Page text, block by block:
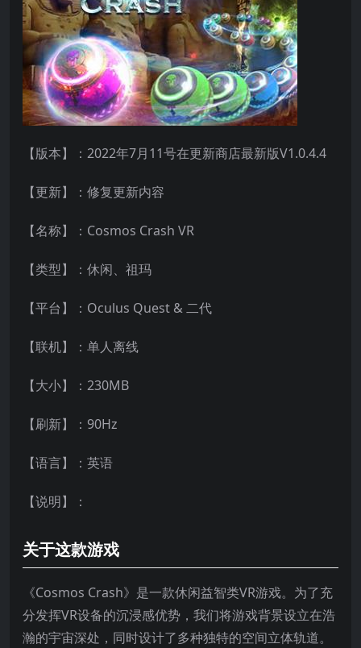
【版本】：2022年7月11号在更新商店最新版V1.0.4.4
【更新】：修复更新内容
【名称】：Cosmos Crash VR
【类型】：休闲、祖玛
【平台】：Oculus Quest & 二代
【联机】：单人离线
【大小】：230MB
【刷新】：90Hz
【语言】：英语
【说明】：
关于这款游戏
《Cosmos Crash》是一款休闲益智类VR游戏。为了充
分发挥VR设备的沉浸感优势，我们将游戏背景设立在浩
瀚的宇宙深处，同时设计了多种独特的空间立体轨道。